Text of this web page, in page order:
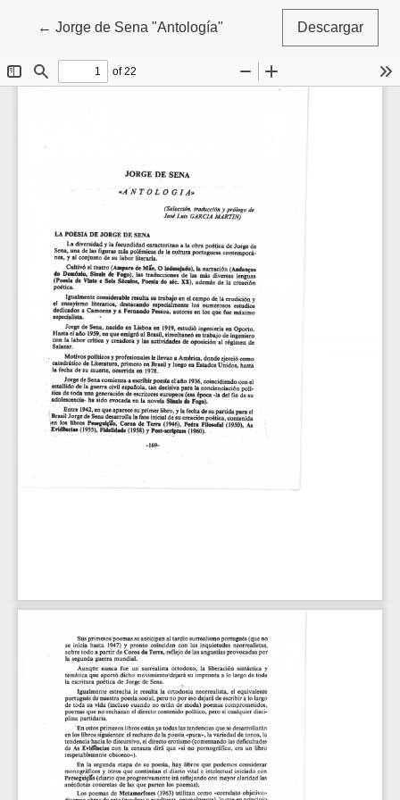
← Volver a los detalles del artículo
Jorge de Sena "Antología" Descargar